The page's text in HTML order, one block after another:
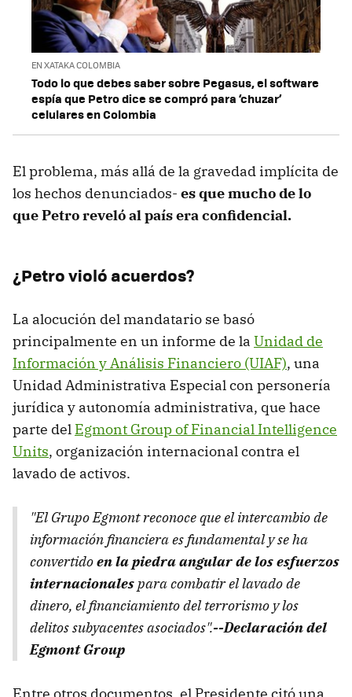
EN XATAKA COLOMBIA
Todo lo que debes saber sobre Pegasus, el software
espía que Petro dice se compró para ‘chuzar’
celulares en Colombia
El problema, más allá de la gravedad implícita de
los hechos denunciados- es que mucho de lo
que Petro reveló al país era confidencial.
¿Petro violó acuerdos?
La alocución del mandatario se basó
principalmente en un informe de la Unidad de
Información y Análisis Financiero (UIAF), una
Unidad Administrativa Especial con personería
jurídica y autonomía administrativa, que hace
parte del Egmont Group of Financial Intelligence
Units, organización internacional contra el
lavado de activos.
"El Grupo Egmont reconoce que el intercambio de
información financiera es fundamental y se ha
convertidoen la piedra angular de los esfuerzos
internacionalespara combatir el lavado de
dinero, el financiamiento del terrorismo y los
delitos subyacentes asociados".--Declaración del
Egmont Group